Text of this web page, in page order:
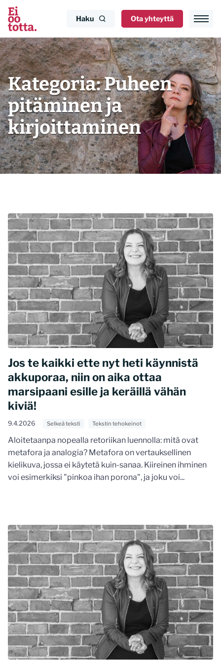
Siirry
sisältöön
Haku Ota yhteyttä
Kategoria:Puheen
pitäminen ja
kirjoittaminen
Jos te kaikki ette nyt heti käynnistä
akkuporaa, niin on aika ottaa
marsipaani esille ja keräillä vähän
kiviä!
9.4.2026 Selkeä teksti Tekstin tehokeinot
Aloitetaanpa nopealla retoriikan luennolla: mitä ovat
metafora ja analogia? Metafora on vertauksellinen
kielikuva, jossa ei käytetä kuin-sanaa. Kiireinen ihminen
voi esimerkiksi "pinkoa ihan porona", ja joku voi...